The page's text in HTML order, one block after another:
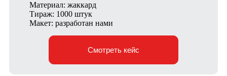
Материал: жаккард
Тираж: 1000 штук
Макет: разработан нами
Смотреть кейс